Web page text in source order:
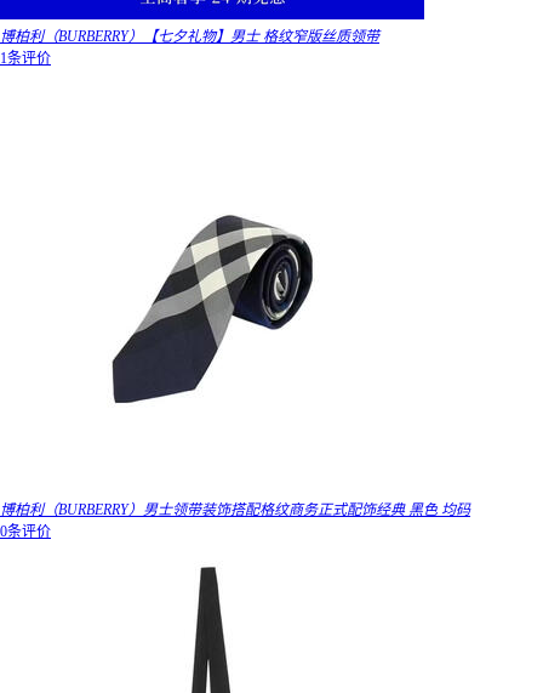
博柏利（BURBERRY）【七夕礼物】男士 格纹窄版丝质领带
1条评价
博柏利（BURBERRY）男士领带装饰搭配格纹商务正式配饰经典 黑色 均码
0条评价